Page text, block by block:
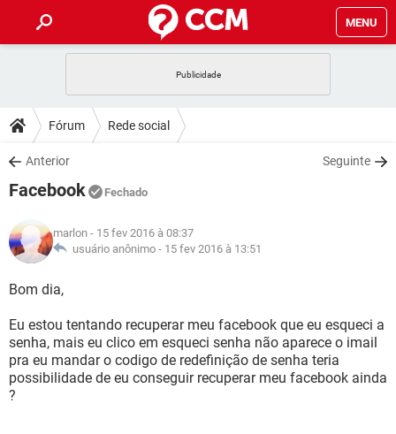
MENU
CELULAR
OUTLOOK
INSTAGRAM
DICAS
JOGOS
INSTAGRAM
GUIA DE COMPRAS
DOWNLOADS
JOGOS
OUTLOOK EXCEL
INSTAGRAM
JOGOS
CELULAR
OUTLOOK
INSTAGRAM GMAIL
GUIA DE COMPRAS
GLOSSÁRIO
JOGOS
OUTLOOK EXCEL
INSTAGRAM GMAIL
Fórum Rede social
Anterior Seguinte
Facebook Fechado
marlon - 15 fev 2016 à 08:37
usuário anônimo - 15 fev 2016 à 13:51
Bom dia,
Eu estou tentando recuperar meu facebook que eu esqueci a
senha, mais eu clico em esqueci senha não aparece o imail
pra eu mandar o codigo de redefinição de senha teria
possibilidade de eu conseguir recuperar meu facebook ainda
?